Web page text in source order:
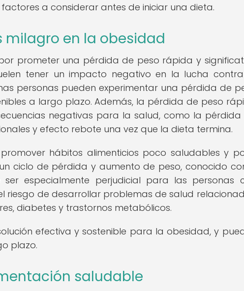
a considerar antes de iniciar una dieta.
milagro en la obesidad
prometer una pérdida de peso rápida y
tener un impacto negativo en la lucha
personas pueden experimentar una pérdida de
a largo plazo. Además, la pérdida de peso
negativas para la salud, como la pérdida
y efecto rebote una vez que la dieta termina.
hábitos alimenticios poco saludables y
ciclo de pérdida y aumento de peso, conocido
especialmente perjudicial para las personas
riesgo de desarrollar problemas de salud
diabetes y trastornos metabólicos.
efectiva y sostenible para la obesidad, y
plazo.
saludable